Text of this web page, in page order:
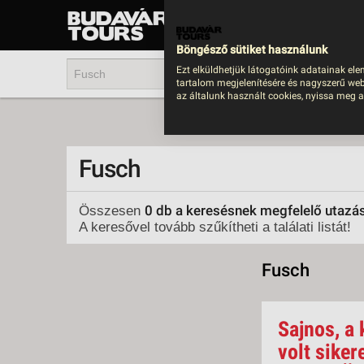
UTAZÁS
Fusch
Összesen 0 db a keresésnek megfelelő
A keresővel tovább szűkítheti a találati listát!
Fusch
Sajnos, a
volt
Böngésző sütiket használunk
Ezt elküldhetjük látogatóink adatainak
tartalom megjelenítésére és nagyszerű
az általunk használt cookies, nyissa meg